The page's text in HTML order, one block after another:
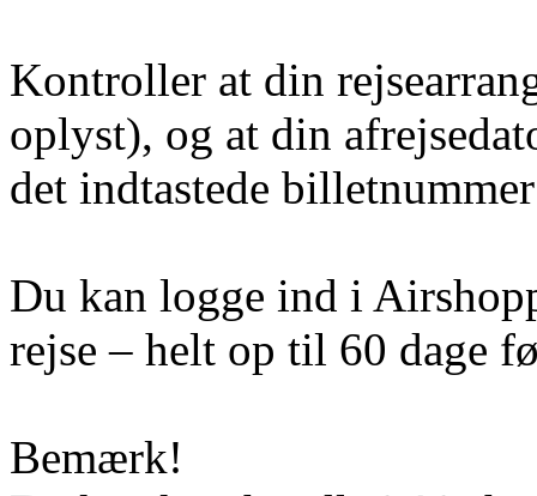
Kontroller at din
oplyst), og at din
det indtastede
Du kan logge ind i
rejse – helt op til 60 dage
Bemærk!